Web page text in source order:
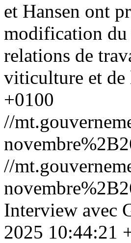
et Hansen ont
modification du
relations de
viticulture et
+0100
//
//
Interview avec
2025 10:44:21